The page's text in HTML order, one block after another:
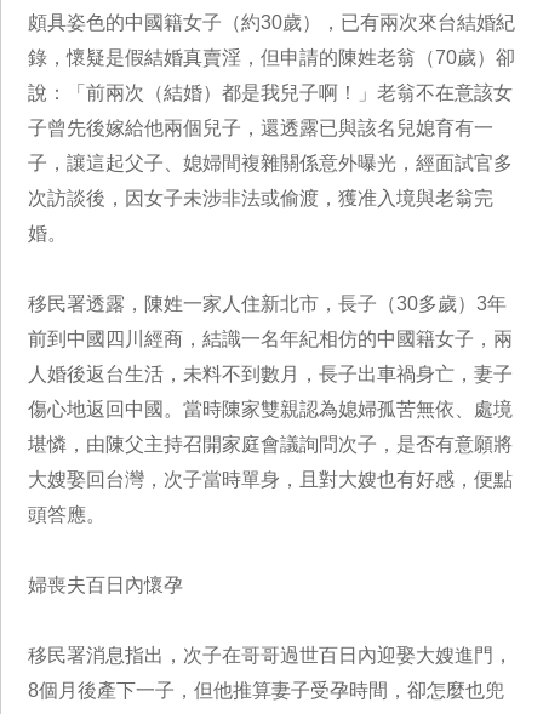
頗具姿色的中國籍女子（約30歲），已有兩次來台結婚紀
錄，懷疑是假結婚真賣淫，但申請的陳姓老翁（70歲）卻
說：「前兩次（結婚）都是我兒子啊！」老翁不在意該女
子曾先後嫁給他兩個兒子，還透露已與該名兒媳育有一
子，讓這起父子、媳婦間複雜關係意外曝光，經面試官多
次訪談後，因女子未涉非法或偷渡，獲准入境與老翁完
婚。
移民署透露，陳姓一家人住新北市，長子（30多歲）3年
前到中國四川經商，結識一名年紀相仿的中國籍女子，兩
人婚後返台生活，未料不到數月，長子出車禍身亡，妻子
傷心地返回中國。當時陳家雙親認為媳婦孤苦無依、處境
堪憐，由陳父主持召開家庭會議詢問次子，是否有意願將
大嫂娶回台灣，次子當時單身，且對大嫂也有好感，便點
頭答應。
婦喪夫百日內懷孕
移民署消息指出，次子在哥哥過世百日內迎娶大嫂進門，
8個月後產下一子，但他推算妻子受孕時間，卻怎麼也兜